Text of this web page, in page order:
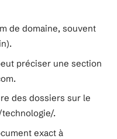
de domaine, souvent
préciser une section
des dossiers sur le
.
exact à